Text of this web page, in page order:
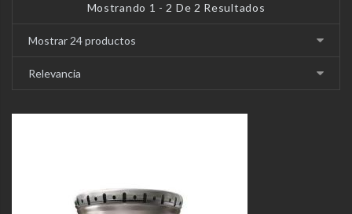
Mostrando 1 - 2 De 2 Resultados